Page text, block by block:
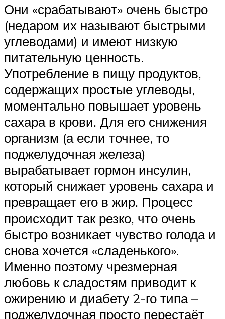
Они «срабатывают» очень быстро
(недаром их называют быстрыми
углеводами) и имеют низкую
питательную ценность.
Употребление в пищу продуктов,
содержащих простые углеводы,
моментально повышает уровень
сахара в крови. Для его снижения
организм (а если точнее, то
поджелудочная железа)
вырабатывает гормон инсулин,
который снижает уровень сахара и
превращает его в жир. Процесс
происходит так резко, что очень
быстро возникает чувство голода и
снова хочется «сладенького».
Именно поэтому чрезмерная
любовь к сладостям приводит к
ожирению и диабету 2-го типа –
поджелудочная просто перестаёт